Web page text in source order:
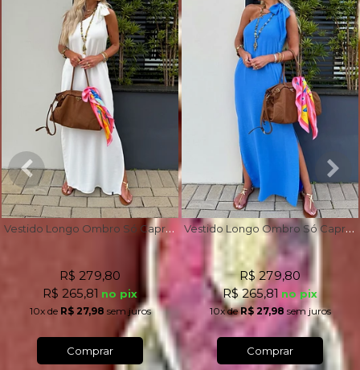
V
estido Longo Ombro Só Capri Off White
R$ 279,80
R$ 265,81 no pix
10xde R$ 27,98 sem juros
Comprar
V
estido Longo Ombro Só Capri Azul Royal
R$ 279,80
R$ 265,81 no pix
10xdeR$ 27,98 sem juros
Comprar